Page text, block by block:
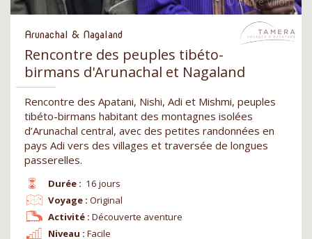
Arunachal & Nagaland
Rencontre des peuples tibéto-
birmans d'Arunachal et Nagaland
Rencontre des Apatani, Nishi, Adi et Mishmi, peuples
tibéto-birmans habitant des montagnes isolées
d’Arunachal central, avec des petites randonnées en
pays Adi vers des villages et traversée de longues
passerelles.
Durée : 16 jours
Niveau : Facile
Voyage : Original
Activité : Découverte aventure